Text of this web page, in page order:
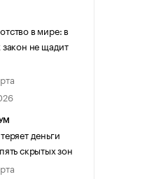
в мире: в
закон не щадит
деньги
скрытых зон